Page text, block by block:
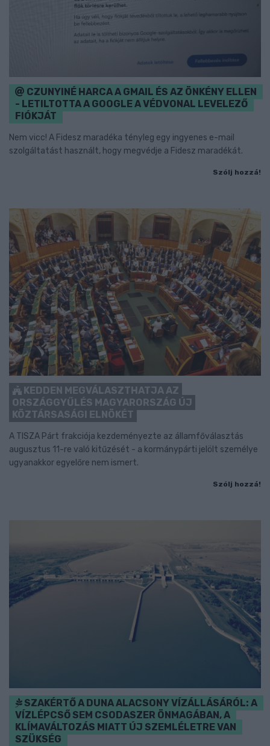
CZUNYINÉ HARCA A GMAIL ÉS AZ ÖNKÉNY ELLEN
- LETILTOTTA A GOOGLE A VÉDVONAL LEVELEZŐ
FIÓKJÁT
Nem vicc! A Fidesz maradéka tényleg egy ingyenes e-mail
szolgáltatást használt, hogy megvédje a Fidesz maradékát.
Szólj hozzá!
KEDDEN MEGVÁLASZTHATJA AZ
ORSZÁGGYŰLÉS MAGYARORSZÁG ÚJ
KÖZTÁRSASÁGI ELNÖKÉT
A TISZA Párt frakciója kezdeményezte az államfőválasztás
augusztus 11-re való kitűzését - a kormánypárti jelölt személye
ugyanakkor egyelőre nem ismert.
Szólj hozzá!
SZAKÉRTŐ A DUNA ALACSONY VÍZÁLLÁSÁRÓL: A
VÍZLÉPCSŐ SEM CSODASZER ÖNMAGÁBAN, A
KLÍMAVÁLTOZÁS MIATT ÚJ SZEMLÉLETRE VAN
SZÜKSÉG